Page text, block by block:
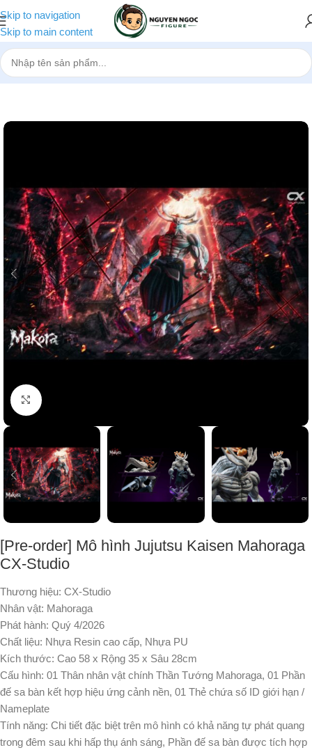
Skip to navigation
Skip to main content
Trang chủ»Cửa hàng»[Pre-order] Mô hình Jujutsu Kaisen
Nhấp để phóng to
[Pre-order] Mô hình Jujutsu Kaisen Mahoraga
CX-Studio
Thương hiệu: CX-Studio
Nhân vật: Mahoraga
Phát hành: Quý 4/2026
Chất liệu: Nhựa Resin cao cấp, Nhựa PU
Kích thước: Cao 58 x Rộng 35 x Sâu 28cm
Cấu hình: 01 Thân nhân vật chính Thần Tướng Mahoraga, 01 Phần
đế sa bàn kết hợp hiệu ứng cảnh nền, 01 Thẻ chứa số ID giới hạn /
Nameplate
Tính năng: Chi tiết đặc biệt trên mô hình có khả năng tự phát quang
trong đêm sau khi hấp thụ ánh sáng, Phần đế sa bàn được tích hợp